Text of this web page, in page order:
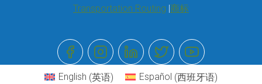
Transportation Routing 商标
English (英语) Español (西班牙语)